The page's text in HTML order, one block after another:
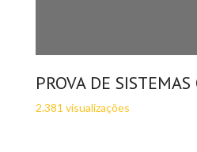
PROVA DE
2.381 visualizações